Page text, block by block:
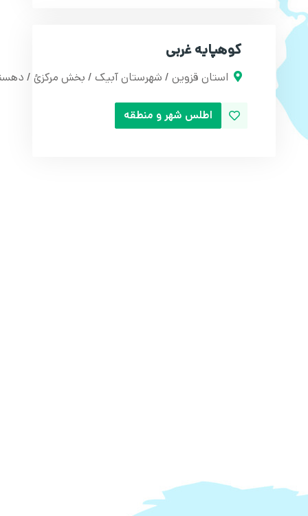
کوهپایه غربی
استان قزوین / شهرستان آبیک / بخش مرکزئ /
اطلس شهر و منطقه